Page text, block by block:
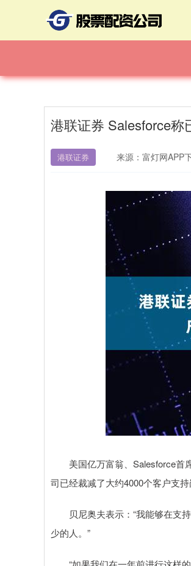
港联证券 Salesforce
港联证券 来源：富灯网APP
美国亿万富翁、Salesforce首席
司已经裁减了大约4000个客户支持
贝尼奥夫表示：“我能够在支持
少的人。”